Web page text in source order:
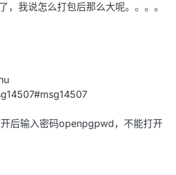
，我说怎么打包后那么大呢。。。。
后输入密码openpgpwd，不能打开